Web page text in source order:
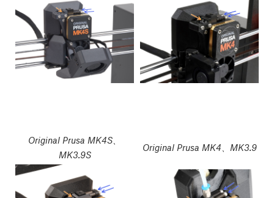
Original Prusa MK4S、
MK3.9S
Original Prusa MK4、MK3.9